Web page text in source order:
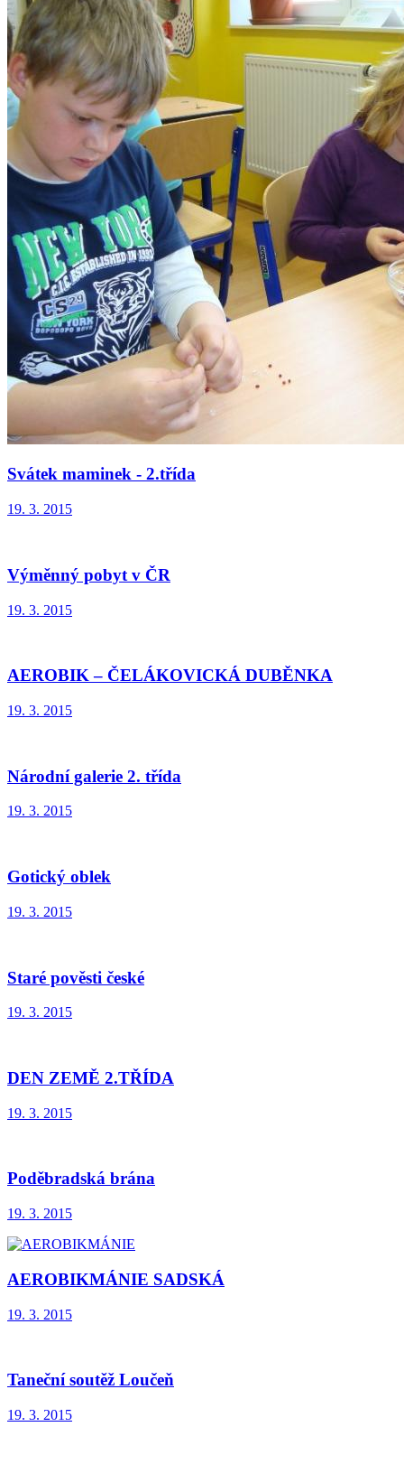
Svátek maminek - 2.třída
19. 3. 2015
Výměnný pobyt v ČR
19. 3. 2015
AEROBIK – ČELÁKOVICKÁ DUBĚNKA
19. 3. 2015
Národní galerie 2. třída
19. 3. 2015
Gotický oblek
19. 3. 2015
Staré pověsti české
19. 3. 2015
DEN ZEMĚ 2.TŘÍDA
19. 3. 2015
Poděbradská brána
19. 3. 2015
AEROBIKMÁNIE SADSKÁ
19. 3. 2015
Taneční soutěž Loučeň
19. 3. 2015